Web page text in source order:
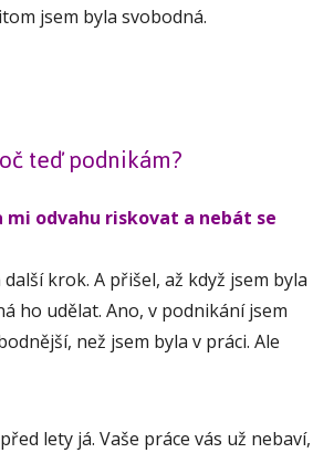
jsem byla svobodná.
teď podnikám?
mi odvahu riskovat a nebát se
krok. A přišel, až když jsem byla
ho udělat. Ano, v podnikání jsem
než jsem byla v práci. Ale
lety já. Vaše práce vás už nebaví,